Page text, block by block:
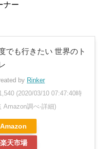
ナー
でも行きたい 世界のト
by Rinker
(2020/03/10 07:47:40時
Amazon調べ-詳細)
Amazon
楽天市場